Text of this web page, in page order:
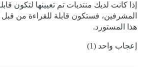
إذا كانت لديك منتديات تم تعيينها لتكون
المشرفين، فستكون قابلة للقراءة من
هذا المستورد.
إعجاب واحد (1)